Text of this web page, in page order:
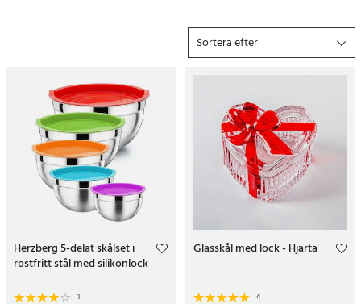
Sortera efter
Herzberg 5-delat skålset i
rostfritt stål med silikonlock
1
Glasskål med lock - Hjärta
4